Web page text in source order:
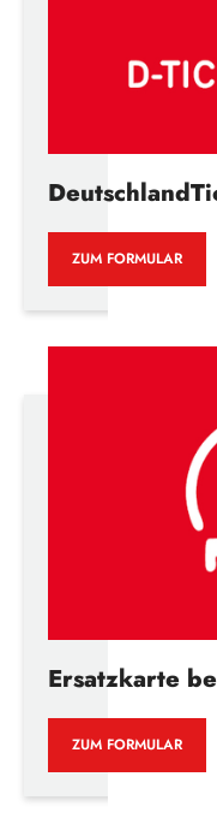
ZUM FORMULAR
Ersatzkarte
ZUM FORMULAR